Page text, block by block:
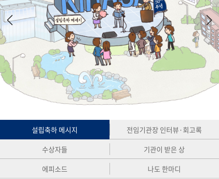
기록물 아카이브
사진 아카이브 문서 기록물 행정박물 영상 기록물
50+1 주년 기념
성과 50선 숫자로 보는 50년 50
주년 광장
세계와 함께 한 KIHASA
VR 역사관
설립축하 메시지
전임기관장 인터뷰·회고록
수상자들
기관이 받은 상
에피소드
나도 한마디